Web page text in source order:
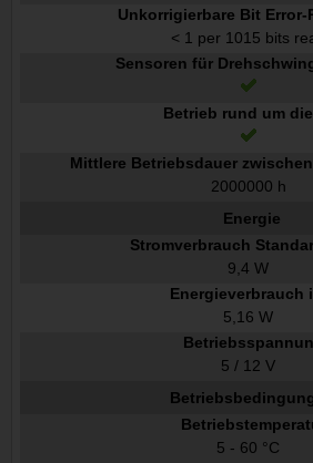
Unkorrigierbare Bit Error-
< 1 per 1015 bits
Sensoren für
Betrieb rund um
Mittlere Betriebsdauer
2000000 h
Energie
Stromverbrauch
9,4 W
Energieverbrauch
5,16 W
5 / 12 V
5 - 60 °C